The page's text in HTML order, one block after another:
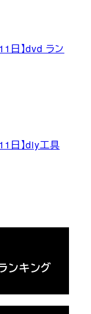
日】dvd ラン
日】diy工具
ンキング